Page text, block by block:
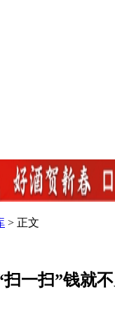
> 正文
一扫”钱就